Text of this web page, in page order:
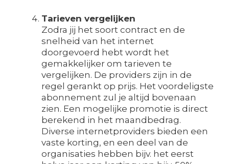
Tarieven vergelijken
Zodra jij het soort contract en de
snelheid van het internet
doorgevoerd hebt wordt het
gemakkelijker om tarieven te
vergelijken. De providers zijn in de
regel gerankt op prijs. Het voordeligste
abonnement zul je altijd bovenaan
zien. Een mogelijke promotie is direct
berekend in het maandbedrag.
Diverse internetproviders bieden een
vaste korting, en een deel van de
organisaties hebben bijv. het eerst